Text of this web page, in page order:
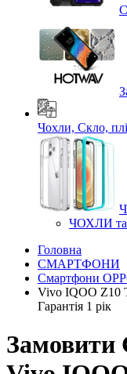
Чохли, Скло,
ЧОХЛИ
Головна
СМАРТФОНИ
Смартфони
Vivo IQOO Z10
Гарантія 1 рік